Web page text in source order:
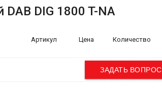
DIG 1800 T-NA
Артикул Цена Количество
ЗАДАТЬ ВОПРОС